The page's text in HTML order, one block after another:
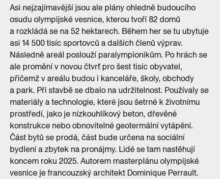
Asi nejzajímavější jsou ale plány ohledně budoucího
osudu olympijské vesnice, kterou tvoří 82 domů
a rozkládá se na 52 hektarech. Během her se tu ubytuje
asi 14 500 tisíc sportovců a dalších členů výprav.
Následně areál poslouží paralympionikům. Po hrách se
ale promění v novou čtvrť pro šest tisíc obyvatel,
přičemž v areálu budou i kanceláře, školy, obchody
a park. Při stavbě se dbalo na udržitelnost. Používaly se
materiály a technologie, které jsou šetrné k životnímu
prostředí, jako je nízkouhlíkový beton, dřevěné
konstrukce nebo obnovitelné geotermální vytápění.
Část bytů se prodá, část bude určena na sociální
bydlení a zbytek na pronájmy. Lidé se tam nastěhují
koncem roku 2025. Autorem masterplánu olympijské
vesnice je francouzský architekt Dominique Perrault.